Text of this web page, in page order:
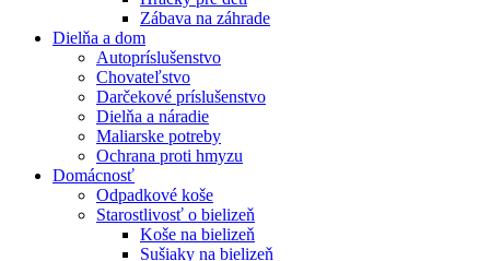
Zábava na záhrade
Dielňa a dom
Autopríslušenstvo
Chovateľstvo
Darčekové príslušenstvo
Dielňa a náradie
Maliarske potreby
Ochrana proti hmyzu
Domácnosť
Odpadkové koše
Starostlivosť o bielizeň
Koše na bielizeň
Sušiaky na bielizeň